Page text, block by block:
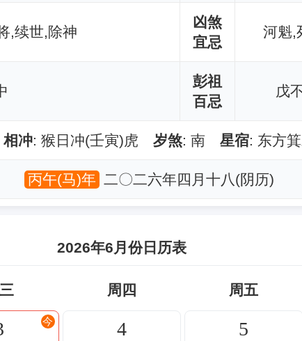
,续世,除神
凶煞
宜忌
河魁,
彭祖
百忌
戊
相冲: 猴日冲(壬寅)虎岁煞: 南星宿: 东方
丙午(马)年 二〇二六年四月十八(阴历)
2026年6月份日历表
周四 周五
今 4 5